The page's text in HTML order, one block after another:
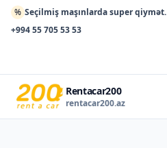
% Seçilmiş maşınlarda super qiymət.
+994 55 705 53 53
Rentacar200
rentacar200.az